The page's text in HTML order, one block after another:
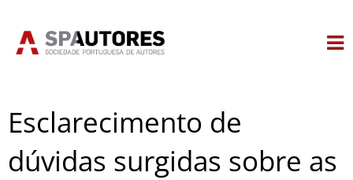
Esclarecimento de
dúvidas surgidas sobre as